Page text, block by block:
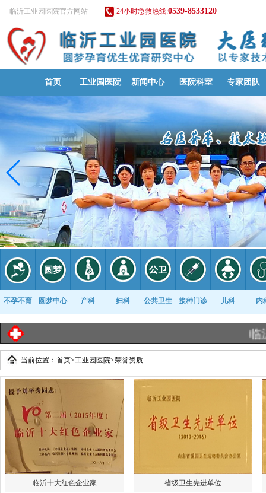
临沂工业园医院官方网站 24小时急救热线:0539-8533120
首页 工业园医院 新闻中心 医院科室 专家团队
不孕不育 圆梦中心 产科 妇科 公共卫生 接种门诊 儿科 内
康复科
临沂
当前位置： 首页>工业园医院>荣誉资质
临沂十大红色企业家 省级卫生先进单位